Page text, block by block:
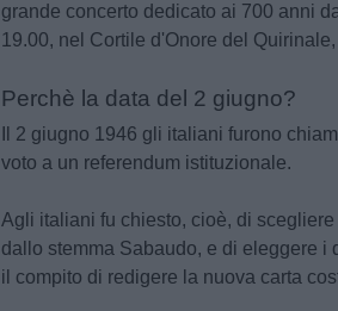
grande concerto dedicato ai 700 anni
19.00, nel Cortile d'Onore del
Perchè la data del 2 giugno?
Il 2 giugno 1946 gli italiani furono
voto a un referendum istituzionale.
Agli italiani fu chiesto, cioè, di
dallo stemma Sabaudo, e di eleggere
il compito di redigere la nuova carta